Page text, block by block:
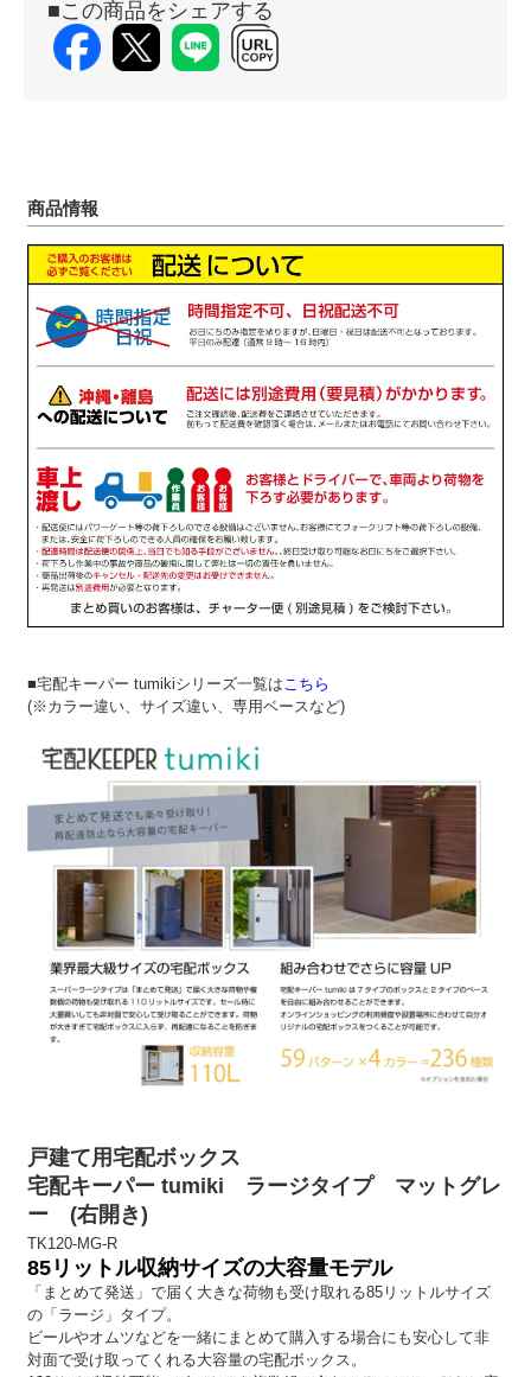
■この商品をシェアする
商品情報
■宅配キーパー tumikiシリーズ一覧はこちら
(※カラー違い、サイズ違い、専用ベースなど)
戸建て用宅配ボックス
宅配キーパー tumiki ラージタイプ マットグレ
ー (右開き)
TK120-MG-R
85リットル収納サイズの大容量モデル
「まとめて発送」で届く大きな荷物も受け取れる85リットルサイズ
の「ラージ」タイプ。
ビールやオムツなどを一緒にまとめて購入する場合にも安心して非
対面で受け取ってくれる大容量の宅配ボックス。